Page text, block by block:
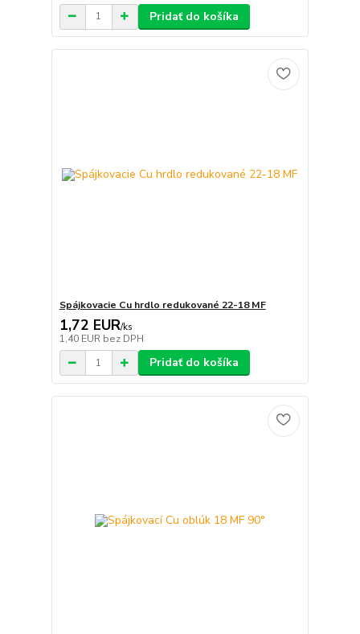
Pridať do košíka
Spájkovacie Cu hrdlo redukované 22-18 MF
1,72 EUR/ks
1,40 EUR bez DPH
Pridať do košíka